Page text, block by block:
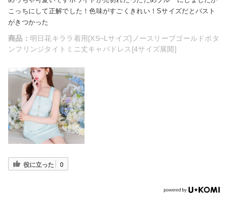
こっちにして正解でした！色味がすごくきれい！Sサイズだとバスト
がきつかった
商品： 明日花キララ着用[XS~Lサイズ]ノースリーブゴールドボタ
ンフリンジタイトミニ丈キャバドレス[4サイズ展開]
役に立った 0